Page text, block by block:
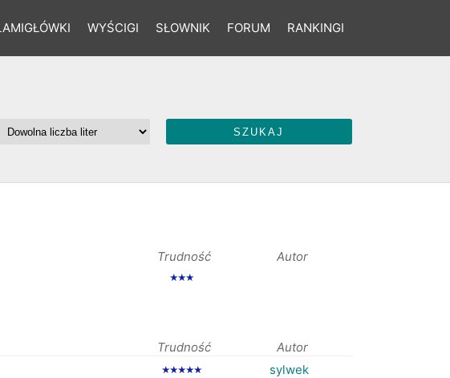
WYŚCIGI SŁOWNIK FORUM RANKINGI
Trudność Autor
★★★
Trudność Autor
★★★★★ sylwek